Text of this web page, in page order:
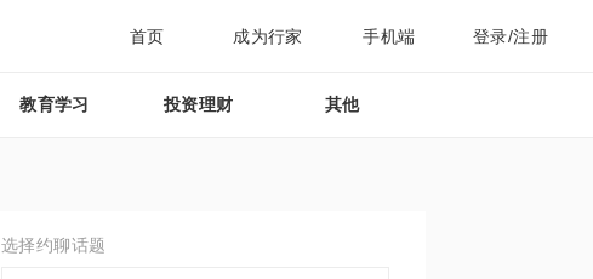
首页 成为行家 手机端 登录/注册
教育学习 投资理财 其他
选择约聊话题